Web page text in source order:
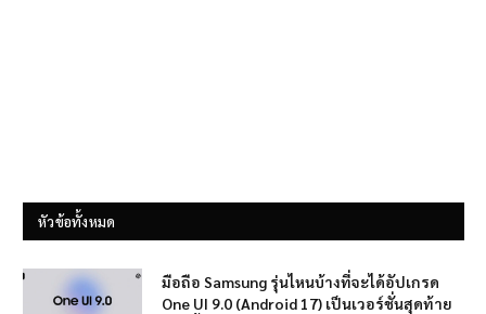
หัวข้อทั้งหมด
มือถือ Samsung รุ่นไหนบ้างที่จะได้อัปเกรด
One UI 9.0 (Android 17) เป็นเวอร์ชั่นสุดท้าย